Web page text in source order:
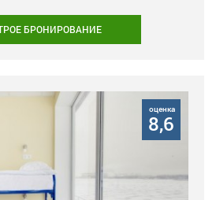
БРОНИРОВАНИЕ
оценка
8,6